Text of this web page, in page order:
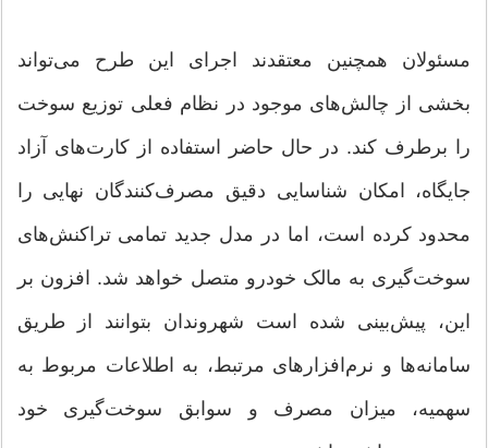
مسئولان همچنین معتقدند اجرای این طرح می‌تواند
بخشی از چالش‌های موجود در نظام فعلی توزیع سوخت
را برطرف کند. در حال حاضر استفاده از کارت‌های آزاد
جایگاه، امکان شناسایی دقیق مصرف‌کنندگان نهایی را
محدود کرده است، اما در مدل جدید تمامی تراکنش‌های
سوخت‌گیری به مالک خودرو متصل خواهد شد. افزون بر
این، پیش‌بینی شده است شهروندان بتوانند از طریق
سامانه‌ها و نرم‌افزارهای مرتبط، به اطلاعات مربوط به
سهمیه، میزان مصرف و سوابق سوخت‌گیری خود